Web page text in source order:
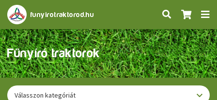
funyirotraktorod.hu
Fűnyíró traktorok
Válasszon kategóriát